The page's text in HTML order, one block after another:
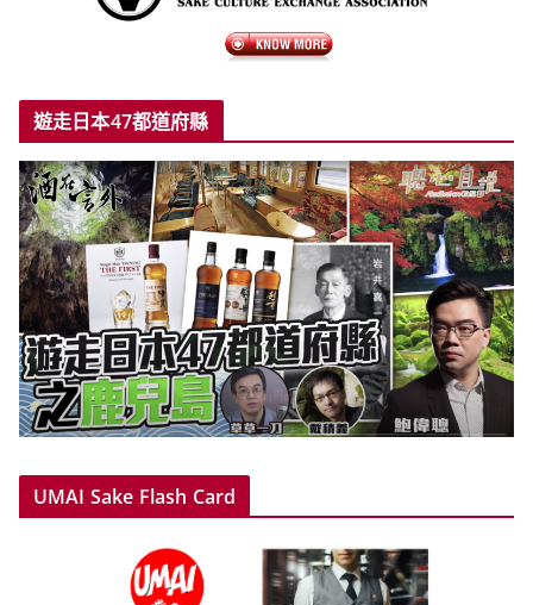
遊走日本47都道府縣
UMAI Sake Flash Card